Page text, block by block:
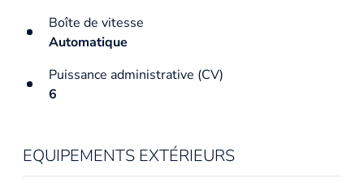
Boîte de vitesse
Automatique
Puissance administrative (CV)
6
EQUIPEMENTS EXTÉRIEURS